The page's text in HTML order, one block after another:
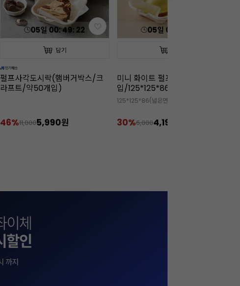
05일00:49: 20
담기
미니 화이트 펄프 도시락 (50개
입/125*125*86)
30%6,0004,190원
[무배/회원 아이스박스 무료]끼
리 크림치즈(1kgx12개)
🧊 회원 아이스박스 무상 증정 상품
22%299,900234,000원